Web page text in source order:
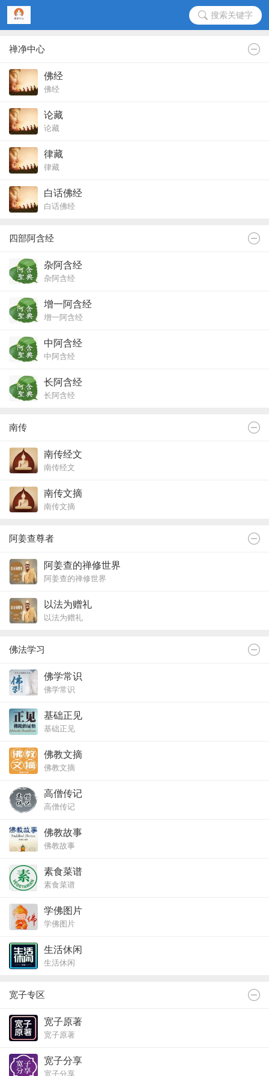
搜索关键字
禅净中心
佛经
佛经
论藏
论藏
律藏
律藏
白话佛经
白话佛经
四部阿含经
杂阿含经
杂阿含经
增一阿含经
增一阿含经
中阿含经
中阿含经
长阿含经
长阿含经
南传
南传经文
南传经文
南传文摘
南传文摘
阿姜查尊者
阿姜查的禅修世界
阿姜查的禅修世界
以法为赠礼
以法为赠礼
佛法学习
佛学常识
佛学常识
基础正见
基础正见
佛教文摘
佛教文摘
高僧传记
高僧传记
佛教故事
佛教故事
素食菜谱
素食菜谱
学佛图片
学佛图片
生活休闲
生活休闲
宽子专区
宽子原著
宽子原著
宽子分享
宽子分享